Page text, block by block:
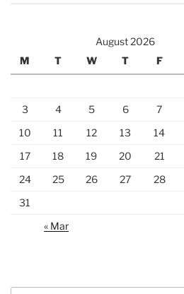
August 2026
M
T W T F
3
4 5 6 7
10
11 12 13 14
17
18 19 20 21
24
25 26 27 28
31
« Mar